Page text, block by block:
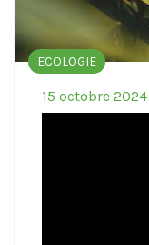
ECOLOGIE
15 octobre 2024